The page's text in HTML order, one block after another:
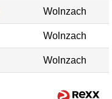
Wolnzach
Wolnzach
Wolnzach